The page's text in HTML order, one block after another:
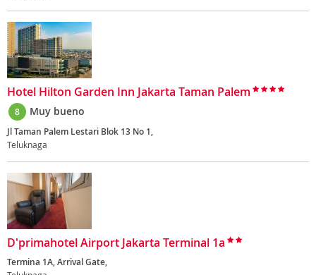
Hotel Hilton Garden Inn Jakarta Taman Palem
8 Muy bueno
Jl Taman Palem Lestari Blok 13 No 1,
Teluknaga
D'primahotel Airport Jakarta Terminal 1a
Termina 1A, Arrival Gate,